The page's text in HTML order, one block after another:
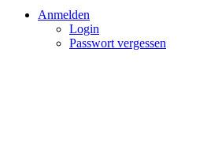
Anmelden
Login
Passwort vergessen